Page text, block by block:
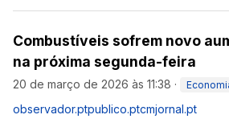
Combustíveis sofrem novo
na próxima segunda-feira
20 de março de 2026 às 11:38 ·
observador.ptpublico.ptcmjornal.pt